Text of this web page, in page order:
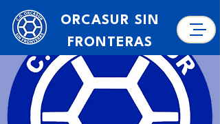
ORCASUR SIN
FRONTERAS